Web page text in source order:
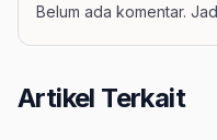
Belum ada komentar.
Artikel Terkait